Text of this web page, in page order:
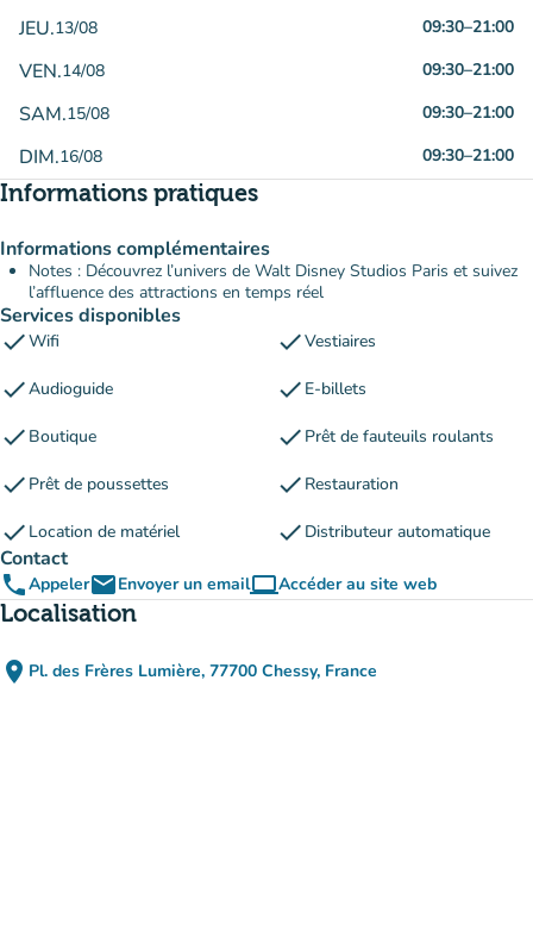
JEU.13/08 09:30–21:00
VEN.14/08 09:30–21:00
SAM.15/08 09:30–21:00
DIM.16/08 09:30–21:00
Informations pratiques
Informations complémentaires
Notes : Découvrez l’univers de Walt Disney Studios Paris et suivez
l’affluence des attractions en temps réel
Services disponibles
checkWifi checkVestiaires
checkAudioguide check E-billets
check Boutique check Prêt de fauteuils roulants
check Prêt de poussettes check Restauration
check Location de matériel check Distributeur automatique
Contact
phoneAppeleremailEnvoyer un emailcomputerAccéder au site web
(nouvel onglet)
Localisation
place Pl. des Frères Lumière, 77700 Chessy, France
(ouvrir dans Google Maps)
(nouvel onglet)